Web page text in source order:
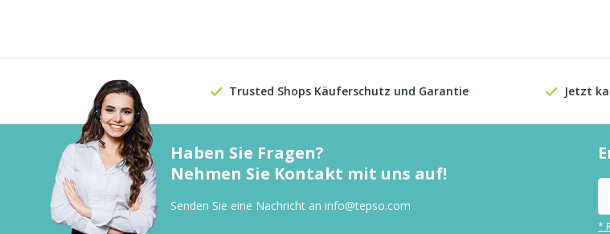
Trusted Shops Käuferschutz und Garantie Jetzt
Haben Sie Fragen?
Nehmen Sie Kontakt mit uns auf!
Senden Sie eine Nachricht an info@tepso.com
*